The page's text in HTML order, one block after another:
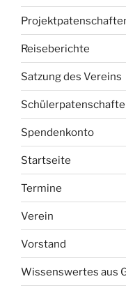
Reiseberichte
Satzung des Vereins
Spendenkonto
Startseite
Termine
Verein
Vorstand
Wissenswertes aus